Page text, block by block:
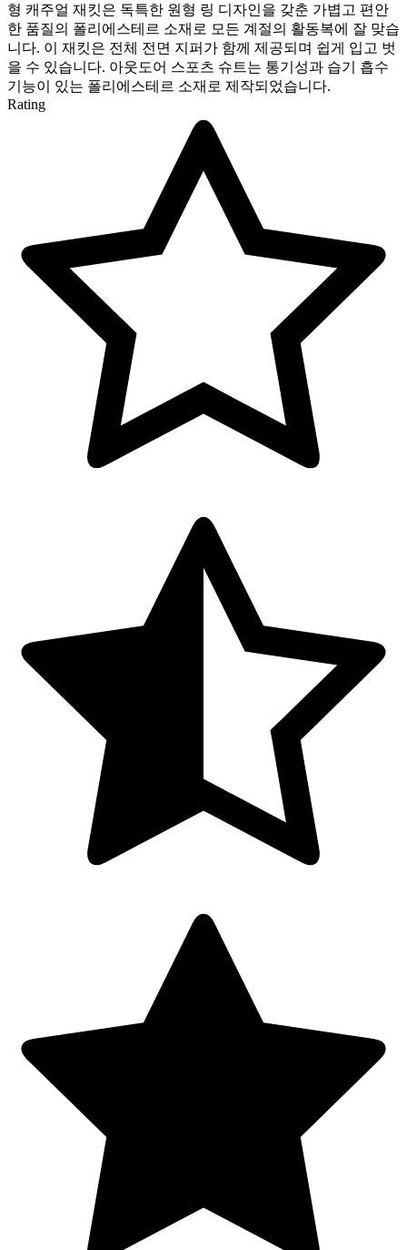
형 캐주얼 재킷은 독특한 원형 링 디자인을 갖춘 가볍고 편안
한 품질의 폴리에스테르 소재로 모든 계절의 활동복에 잘 맞습
니다. 이 재킷은 전체 전면 지퍼가 함께 제공되며 쉽게 입고 벗
을 수 있습니다. 아웃도어 스포츠 슈트는 통기성과 습기 흡수
기능이 있는 폴리에스테르 소재로 제작되었습니다.
Rating